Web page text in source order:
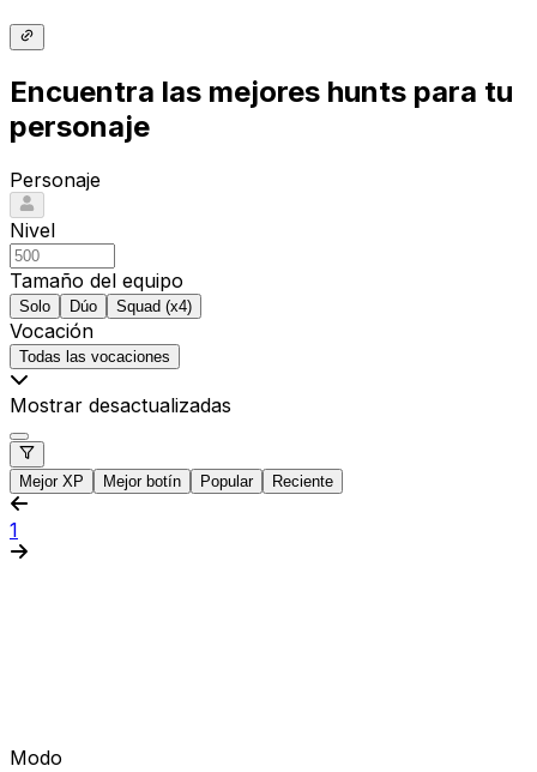
Encuentra las mejores hunts para tu
personaje
Personaje
Nivel
Tamaño del equipo
Solo Dúo Squad (x4)
Vocación
Todas las vocaciones
Mostrar desactualizadas
Mejor XP Mejor botín Popular Reciente
1
Modo